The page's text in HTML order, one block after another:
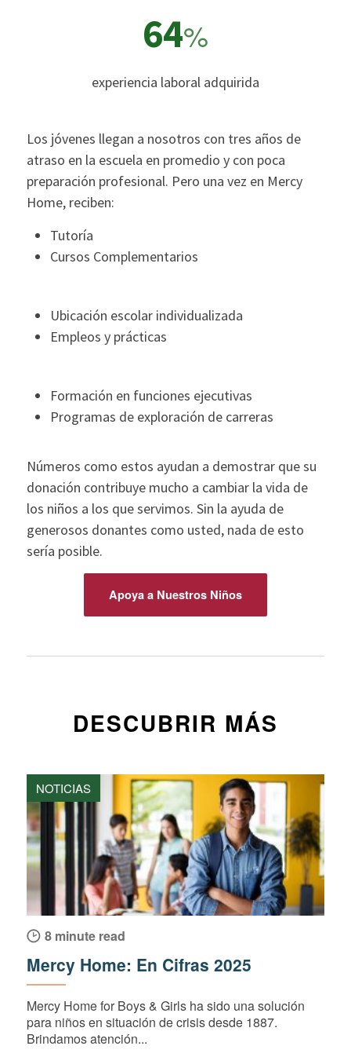
64%
experiencia laboral adquirida
Los jóvenes llegan a nosotros con tres años de
atraso en la escuela en promedio y con poca
preparación profesional. Pero una vez en Mercy
Home, reciben:
Tutoría
Cursos Complementarios
Ubicación escolar individualizada
Empleos y prácticas
Formación en funciones ejecutivas
Programas de exploración de carreras
Números como estos ayudan a demostrar que su
donación contribuye mucho a cambiar la vida de
los niños a los que servimos. Sin la ayuda de
generosos donantes como usted, nada de esto
sería posible.
Apoya a Nuestros Niños
DESCUBRIR MÁS
NOTICIAS
8 minute read
Mercy Home: En Cifras 2025
Mercy Home for Boys & Girls ha sido una solución
para niños en situación de crisis desde 1887.
Brindamos atención...